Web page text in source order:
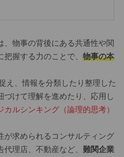
、物事の背後にある共通性や関
握する力のことで、 物事の本
え、情報を分類したり整理した
づけて理解を進めたり、応用し
カルシンキング（論理的思考）
が求められるコンサルティング
理店、不動産など、 難関企業